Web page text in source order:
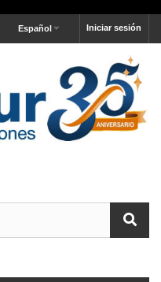
Iniciar sesión
Español